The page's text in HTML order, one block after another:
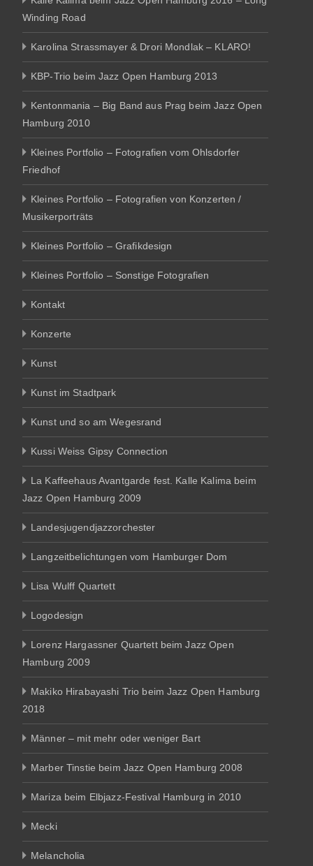
Winding Road
Karolina Strassmayer & Drori Mondlak – KLARO!
KBP-Trio beim Jazz Open Hamburg 2013
Kentonmania – Big Band aus Prag beim Jazz Open
Hamburg 2010
Kleines Portfolio – Fotografien vom Ohlsdorfer
Friedhof
Kleines Portfolio – Fotografien von Konzerten /
Musikerporträts
Kleines Portfolio – Grafikdesign
Kleines Portfolio – Sonstige Fotografien
Kontakt
Konzerte
Kunst
Kunst im Stadtpark
Kunst und so am Wegesrand
Kussi Weiss Gipsy Connection
La Kaffeehaus Avantgarde fest. Kalle Kalima beim
Jazz Open Hamburg 2009
Landesjugendjazzorchester
Langzeitbelichtungen vom Hamburger Dom
Lisa Wulff Quartett
Logodesign
Lorenz Hargassner Quartett beim Jazz Open
Hamburg 2009
Makiko Hirabayashi Trio beim Jazz Open Hamburg
2018
Männer – mit mehr oder weniger Bart
Marber Tinstie beim Jazz Open Hamburg 2008
Mariza beim Elbjazz-Festival Hamburg in 2010
Mecki
Melancholia